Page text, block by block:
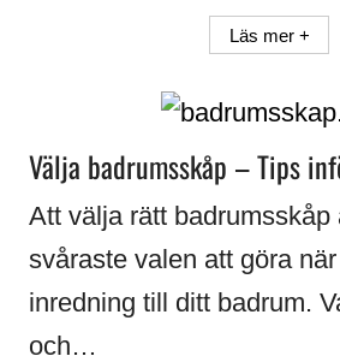
Läs mer +
Välja badrumsskåp – Tips
Att välja rätt badrumsskåp
svåraste valen att göra
inredning till ditt badrum.
och…